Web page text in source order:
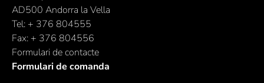
AD500 Andorra la Vella
Tel: + 376 804555
Fax: + 376 804556
Formulari de contacte
Formulari de comanda